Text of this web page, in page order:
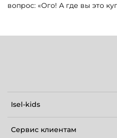
вопрос: «Ого! А где вы это
Isel-kids
Сервис клиентам